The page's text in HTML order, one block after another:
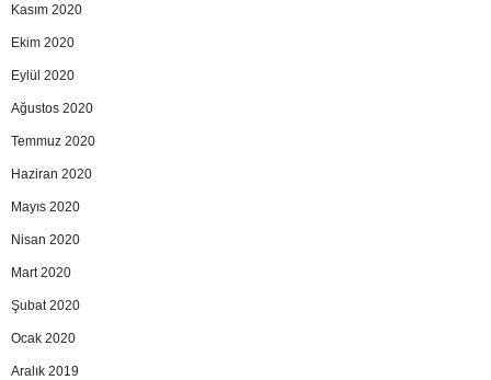
Kasım 2020
Ekim 2020
Eylül 2020
Ağustos 2020
Temmuz 2020
Haziran 2020
Mayıs 2020
Nisan 2020
Mart 2020
Şubat 2020
Ocak 2020
Aralık 2019